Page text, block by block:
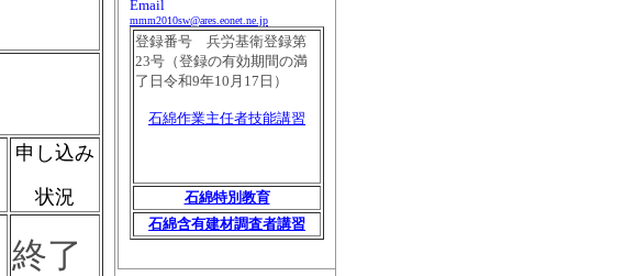
Email
mmm2010sw@ares.eonet.ne.jp
登録番号 兵労基衛登録第
23号（登録の有効期間の満
了日令和9年10月17日）
石綿作業主任者技能講習
石綿特別教育
石綿含有建材調査者講習
申し込み
状況
終了